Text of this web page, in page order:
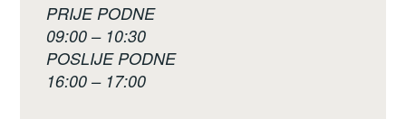
PRIJE PODNE
09:00 – 10:30
POSLIJE PODNE
16:00 – 17:00